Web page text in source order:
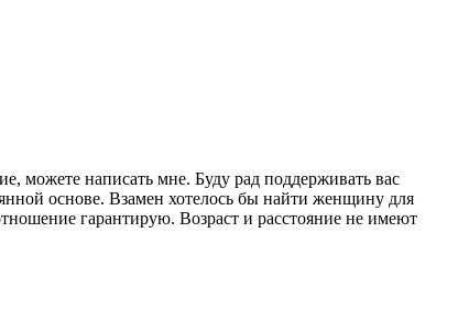
можете написать мне. Буду рад поддерживать вас
основе. Взамен хотелось бы найти женщину для
гарантирую. Возраст и расстояние не имеют